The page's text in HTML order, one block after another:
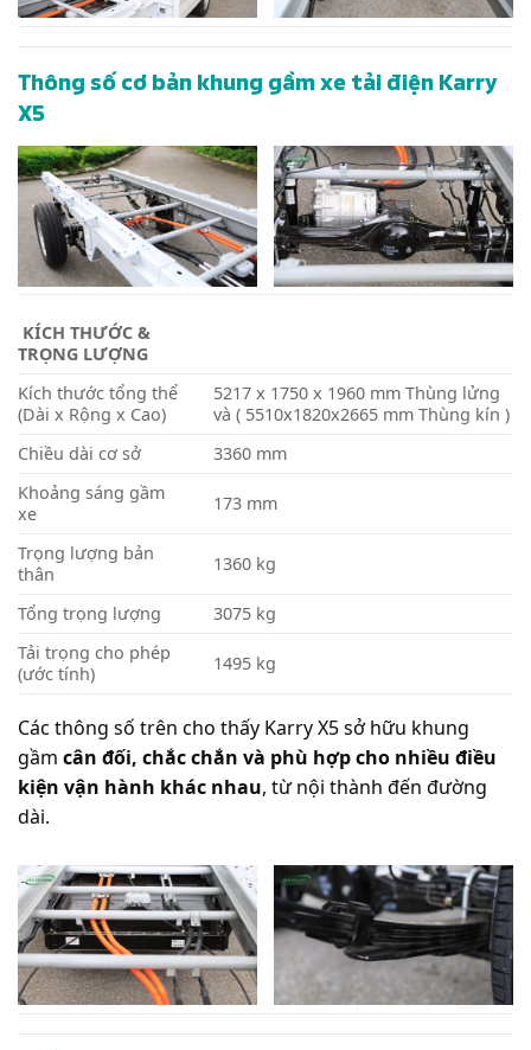
Thông số cơ bản khung gầm xe tải điện Karry
X5
KÍCH THƯỚC &
TRỌNG LƯỢNG
Kích thước tổng thể
(Dài x Rộng x Cao)
5217 x 1750 x 1960 mm Thùng lửng
và ( 5510x1820x2665 mm Thùng kín )
Chiều dài cơ sở
3360 mm
Khoảng sáng gầm
xe
173 mm
Trọng lượng bản
thân
1360 kg
Tổng trọng lượng 3075 kg
Tải trọng cho phép
(ước tính)
1495 kg
Các thông số trên cho thấy Karry X5 sở hữu khung
gầm cân đối, chắc chắn và phù hợp cho nhiều điều
kiện vận hành khác nhau, từ nội thành đến đường
dài.